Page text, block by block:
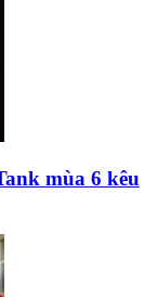
mùa 6 kêu